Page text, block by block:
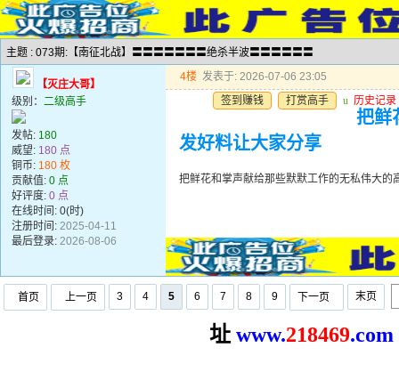
主题 : 073期:【南征北战】〓〓〓〓〓〓〓绝杀半波〓〓〓〓〓〓
【灭庄大哥】
级别： 二级高手
发帖: 180
威望: 180 点
铜币: 180 枚
贡献值: 0 点
好评度: 0 点
在线时间: 0(时)
注册时间: 2025-04-11
最后登录: 2026-08-06
4楼 发表于: 2026-07-06 23:05
签到赚钱
打赏高手 u 历史记录
把鲜
发好料让大家分享
把鲜花和掌声献给那些默默工作的无私伟大的
首页 上一页 3 4 5 6 7 8 9 下一页 末页
址 www.218469.com